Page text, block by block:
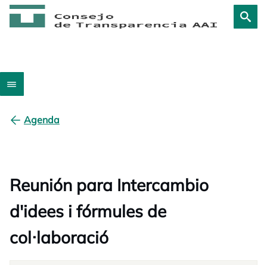
Agenda
Reunión para Intercambio
d'idees i fórmules de
col·laboració